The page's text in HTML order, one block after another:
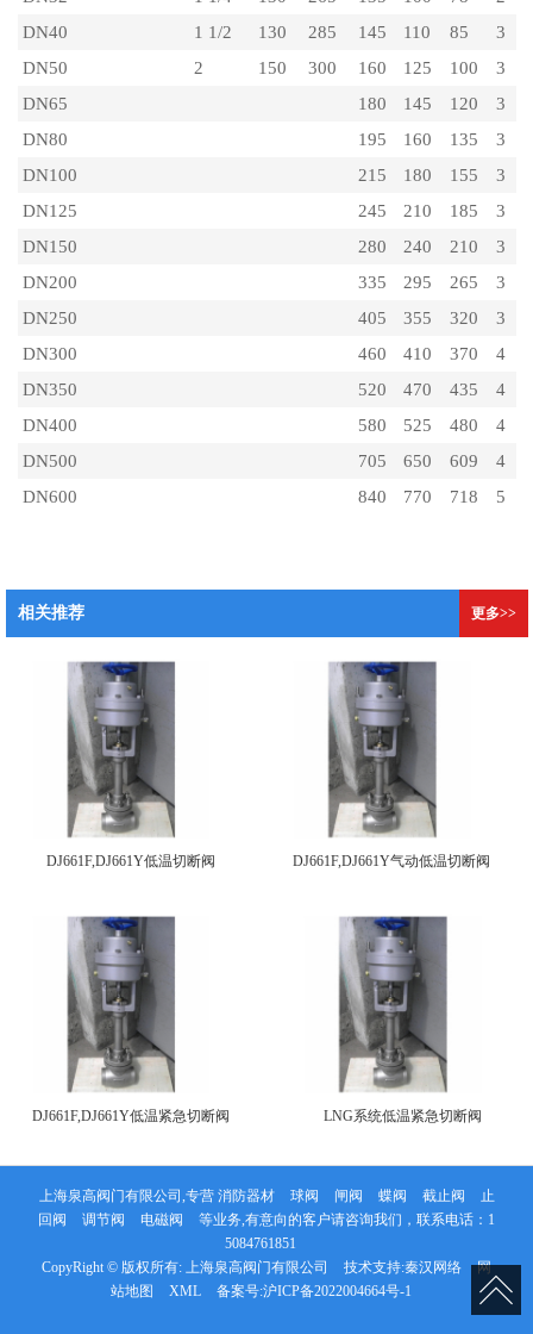
DN40
1 1/2 130 285 145 110 85 3
DN50
2 150 300 160 125 100 3
DN65
180 145 120 3
DN80
195 160 135 3
DN100
215 180 155 3
DN125
245 210 185 3
DN150
280 240 210 3
DN200
335 295 265 3
DN250
405 355 320 3
DN300
460 410 370 4
DN350
520 470 435 4
DN400
580 525 480 4
DN500
705 650 609 4
DN600
840 770 718 5
相关推荐 更多>>
DJ661F,DJ661Y低温切断阀 DJ661F,DJ661Y气动低温切断阀
DJ661F,DJ661Y低温紧急切断阀 LNG系统低温紧急切断阀
上海泉高阀门有限公司,专营 消防器材 球阀 闸阀 蝶阀 截止阀
止
回阀
调节阀 电磁阀 等业务,有意向的客户请咨询我们，联系电话： 1
5084761851
CopyRight © 版权所有: 上海泉高阀门有限公司 技术支持:秦汉网络
网
站地图
XML 备案号:沪ICP备2022004664号-1